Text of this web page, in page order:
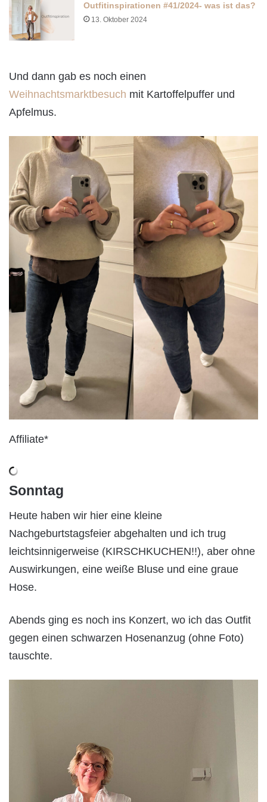
Outfitinspirationen #41/2024- was ist das?
13. Oktober 2024
Und dann gab es noch einen
Weihnachtsmarktbesuch mit Kartoffelpuffer und
Apfelmus.
Affiliate*
Sonntag
Heute haben wir hier eine kleine
Nachgeburtstagsfeier abgehalten und ich trug
leichtsinnigerweise (KIRSCHKUCHEN!!), aber ohne
Auswirkungen, eine weiße Bluse und eine graue
Hose.
Abends ging es noch ins Konzert, wo ich das Outfit
gegen einen schwarzen Hosenanzug (ohne Foto)
tauschte.